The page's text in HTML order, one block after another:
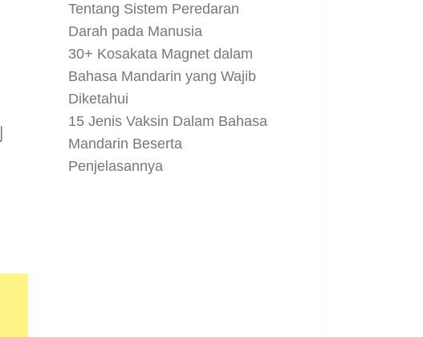
Tentang Sistem Peredaran
Darah pada Manusia
30+ Kosakata Magnet dalam
Bahasa Mandarin yang Wajib
Diketahui
15 Jenis Vaksin Dalam Bahasa
Mandarin Beserta
Penjelasannya